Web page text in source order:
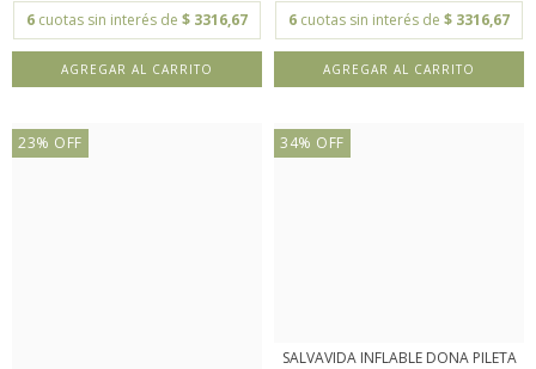
6 cuotas sin interés de $ 3316,67
6 cuotas sin interés de $ 3316,67
23% OFF 34% OFF
SALVAVIDA INFLABLE DONA PILETA